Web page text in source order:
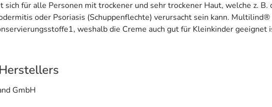
für alle Personen mit trockener und sehr trockener Haut, welche z. B.
oder Psoriasis (Schuppenflechte) verursacht sein kann.
weshalb die Creme auch gut für Kleinkinder geeignet
GmbH